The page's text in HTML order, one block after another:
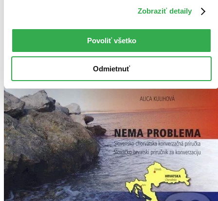
Zobraziť detaily
Povoliť všetko
Odmietnuť
Najlacnejšie
Chorvátčina